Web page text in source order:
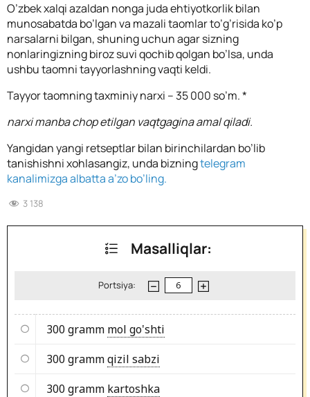
O’zbek xalqi azaldan nonga juda ehtiyotkorlik bilan
munosabatda bo’lgan va mazali taomlar to’g’risida ko’p
narsalarni bilgan, shuning uchun agar sizning
nonlaringizning biroz suvi qochib qolgan bo’lsa, unda
ushbu taomni tayyorlashning vaqti keldi.
Tayyor taomning taxminiy narxi – 35 000 so’m. *
narxi manba chop etilgan vaqtgagina amal qiladi.
Yangidan yangi retseptlar bilan birinchilardan bo’lib
tanishishni xohlasangiz, unda bizningtelegram
kanalimizga albatta a’zo bo’ling.
3 138
Masalliqlar:
Portsiya:
300 gramm mol go'shti
300 grammqizil sabzi
300 gramm kartoshka